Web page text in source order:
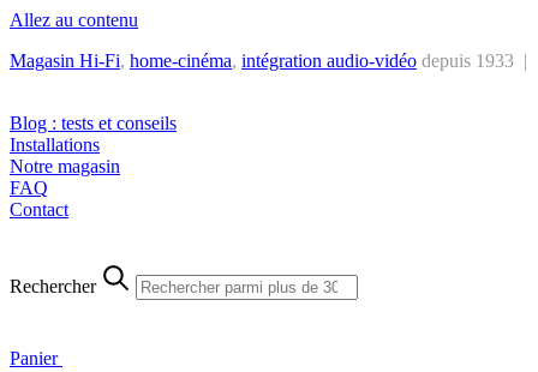
Allez au contenu
Magasin Hi-Fi, home-cinéma, intégration audio-vidéo depuis 1933 |
Blog : tests et conseils
Installations
Notre magasin
FAQ
Contact
Rechercher
Panier